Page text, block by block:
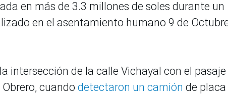
en más de 3.3 millones de soles durante un
en el asentamiento humano 9 de
intersección de la calle Vichayal con el pasaje
cuando detectaron un camión de placa